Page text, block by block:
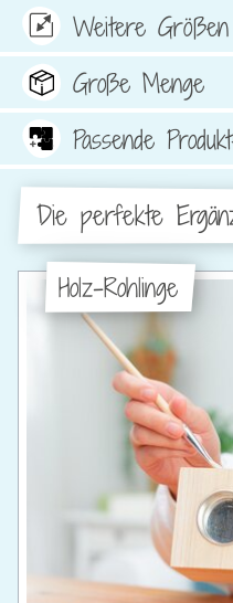
Weitere
Große Menge
Passende
Die perfekte
Holz-Rohlinge